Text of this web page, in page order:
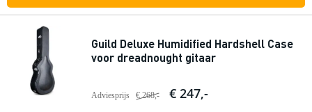
Guild Deluxe Humidified Hardshell Case
voor dreadnought gitaar
Adviesprijs € 268,- € 247,-